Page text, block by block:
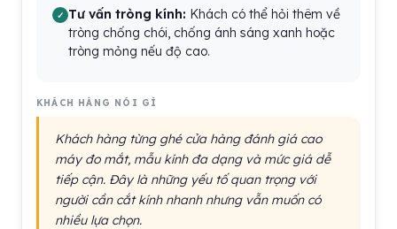
Tư vấn tròng kính: Khách có thể hỏi thêm về
tròng chống chói, chống ánh sáng xanh hoặc
tròng mỏng nếu độ cao.
KHÁCH HÀNG NÓI GÌ
Khách hàng từng ghé cửa hàng đánh giá cao
máy đo mắt, mẫu kính đa dạng và mức giá dễ
tiếp cận. Đây là những yếu tố quan trọng với
người cần cắt kính nhanh nhưng vẫn muốn có
nhiều lựa chọn.